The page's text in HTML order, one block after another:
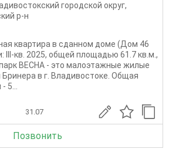
городской округ,
р-н
квартира в сданном доме (Дом 46
III-кв. 2025, общей площадью 61.7 кв.м.,
ВЕСНА - это малоэтажные жилые
в г. Владивостоке. Общая
5...
31.07
Позвонить